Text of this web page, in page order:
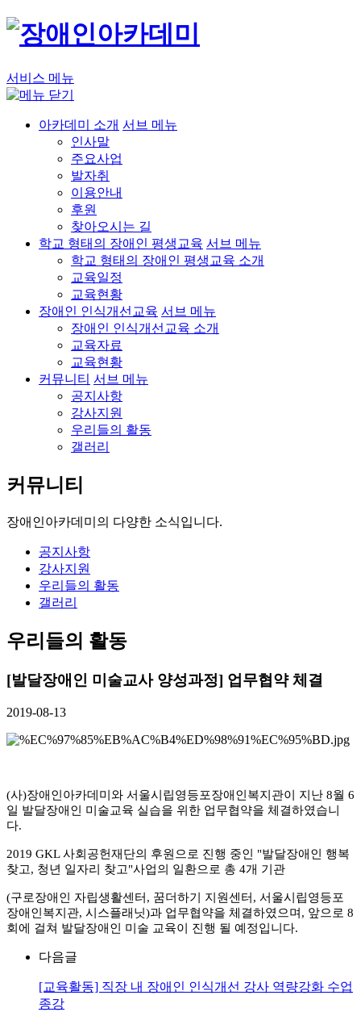
서비스 메뉴
아카데미 소개 서브 메뉴
인사말
주요사업
발자취
이용안내
후원
찾아오시는 길
학교 형태의 장애인 평생교육 서브 메뉴
학교 형태의 장애인 평생교육 소개
교육일정
교육현황
장애인 인식개선교육 서브 메뉴
장애인 인식개선교육 소개
교육자료
교육현황
커뮤니티 서브 메뉴
공지사항
강사지원
우리들의 활동
갤러리
커뮤니티
장애인아카데미의 다양한 소식입니다.
공지사항
강사지원
우리들의 활동
갤러리
우리들의 활동
[발달장애인 미술교사 양성과정] 업무협약 체결
2019-08-13
(사)장애인아카데미와 서울시립영등포장애인복지관이 지난 8월 6
일 발달장애인 미술교육 실습을 위한 업무협약을 체결하였습니
다.
2019 GKL 사회공헌재단의 후원으로 진행 중인 "발달장애인 행복
찾고, 청년 일자리 찾고"사업의 일환으로 총 4개 기관
(구로장애인 자립생활센터, 꿈더하기 지원센터, 서울시립영등포
장애인복지관, 시스플래닛)과 업무협약을 체결하였으며, 앞으로 8
회에 걸쳐 발달장애인 미술 교육이 진행 될 예정입니다.
다음글
[교육활동] 직장 내 장애인 인식개선 강사 역량강화 수업
종강